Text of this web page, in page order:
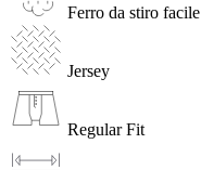
Ferro da stiro facile
Jersey
Regular Fit